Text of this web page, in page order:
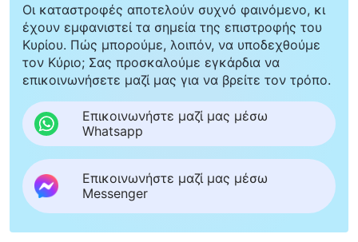
Οι καταστροφές αποτελούν συχνό φαινόμενο, κι
έχουν εμφανιστεί τα σημεία της επιστροφής του
Κυρίου. Πώς μπορούμε, λοιπόν, να υποδεχθούμε
τον Κύριο; Σας προσκαλούμε εγκάρδια να
επικοινωνήσετε μαζί μας για να βρείτε τον τρόπο.
Επικοινωνήστε μαζί μας μέσω
Whatsapp
Επικοινωνήστε μαζί μας μέσω
Messenger